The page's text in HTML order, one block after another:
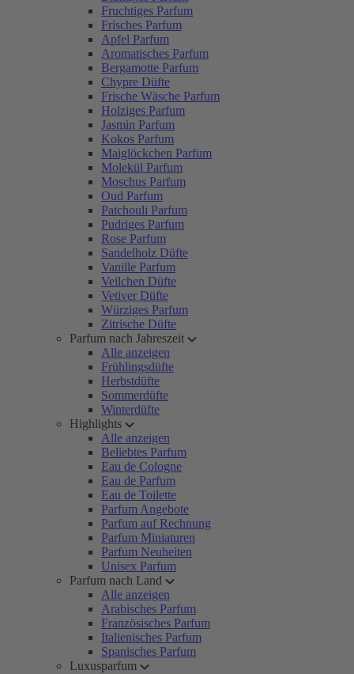
Fruchtiges Parfum
Frisches Parfum
Apfel Parfum
Aromatisches Parfum
Bergamotte Parfum
Chypre Düfte
Frische Wäsche Parfum
Holziges Parfum
Jasmin Parfum
Kokos Parfum
Maiglöckchen Parfum
Molekül Parfum
Moschus Parfum
Oud Parfum
Patchouli Parfum
Pudriges Parfum
Rose Parfum
Sandelholz Düfte
Vanille Parfum
Veilchen Düfte
Vetiver Düfte
Würziges Parfum
Zitrische Düfte
Parfum nach Jahreszeit
Alle anzeigen
Frühlingsdüfte
Herbstdüfte
Sommerdüfte
Winterdüfte
Highlights
Alle anzeigen
Beliebtes Parfum
Eau de Cologne
Eau de Parfum
Eau de Toilette
Parfum Angebote
Parfum auf Rechnung
Parfum Miniaturen
Parfum Neuheiten
Unisex Parfum
Parfum nach Land
Alle anzeigen
Arabisches Parfum
Französisches Parfum
Italienisches Parfum
Spanisches Parfum
Luxusparfum